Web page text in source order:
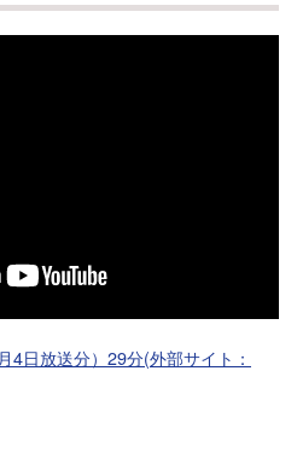
4日放送分）29分(外部サイト：